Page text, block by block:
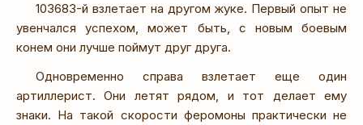
103683-й взлетает на другом жуке. Первый опыт не
увенчался успехом, может быть, с новым боевым
конем они лучше поймут друг друга.
Одновременно справа взлетает еще один
артиллерист. Они летят рядом, и тот делает ему
знаки. На такой скорости феромоны практически не